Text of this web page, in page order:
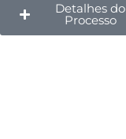
Detalhes do
Processo